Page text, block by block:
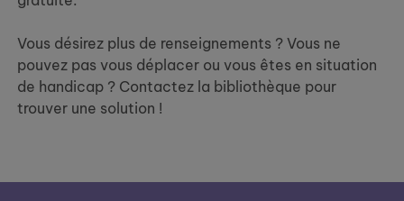
Vous désirez plus de renseignements ? Vous ne
pouvez pas vous déplacer ou vous êtes en situation
de handicap ? Contactez la bibliothèque pour
trouver une solution !